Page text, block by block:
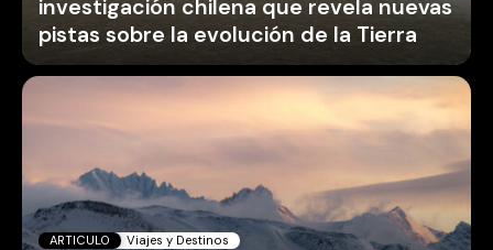
investigación chilena que revela nuevas
pistas sobre la evolución de la Tierra
ARTICULO Viajes y Destinos